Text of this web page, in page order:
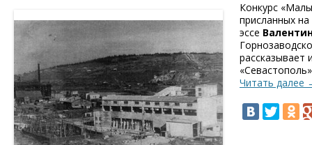
Конкурс
присланных
эссе
рассказывает
Читать далее